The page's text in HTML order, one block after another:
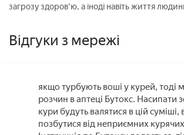
загрозу здоров'ю, а іноді навіть життя
Відгуки з мережі
якщо турбують воші у курей, тоді
розчин в аптеці Бутокс. Насипати
кури будуть валятися в цій
позбутися від неприємних